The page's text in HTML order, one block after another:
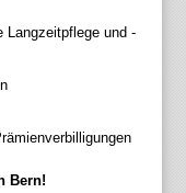
Langzeitpflege und -
Bern!